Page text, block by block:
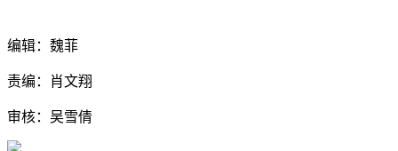
编辑：魏菲
责编：肖文翔
审核：吴雪倩